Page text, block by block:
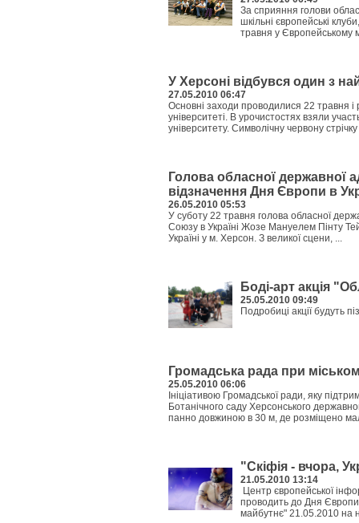
За сприяння голови
шкільні європейські
травня у Європейському
У Херсоні відбувся один з
27.05.2010 06:47
Основні заходи проводилися 22 травня
університеті. В урочистостях взяли
університету. Символічну червону
Голова обласної державної
відзначення Дня Європи в
26.05.2010 05:53
У суботу 22 травня голова обласної
Союзу в Україні Жозе Мануелем Пінту
Україні у м. Херсон. З великої сцени, ...
Боді-арт акція
25.05.2010 09:49
Подробиці акції будуть
Громадська рада при
25.05.2010 06:06
Ініціативою Громадської ради, яку
Ботанічного саду Херсонського
панно довжиною в 30 м, де розміщено
"Скіфія - вчора,
21.05.2010 13:14
Центр європейської
проводить до Дня Європи
майбутнє" 21.05.2010 на